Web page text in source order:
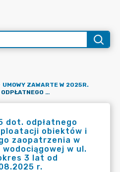
UMOWY ZAWARTE W 2025R.
UMOWA NR 618/2025 DOT. ODPŁATNEGO PRZEKAZANIA DO EKSPLOATACJI OBIEKTÓW I URZĄDZEŃ ZBIOROWEGO ZAOPATRZENIA W WODĘ (ODCINEK SIECI WODOCIĄGOWEJ W UL. ŻWIRKI I WIGURY) NA OKRES 3 LAT OD 01.09.2025 R. DO 31.08.2025 R.
dot. odpłatnego
obiektów i
zaopatrzenia w
w ul.
3 lat od
r.